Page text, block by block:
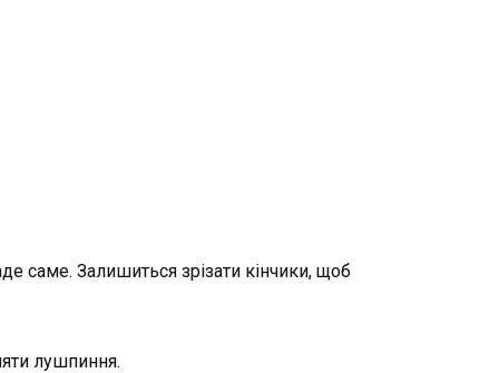
саме. Залишиться зрізати кінчики, щоб
лушпиння.